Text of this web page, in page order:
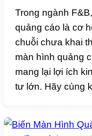
Trong ngành
quảng cáo là cơ
chuỗi chưa khai
màn hình quảng
mang lại lợi ích
tư lớn. Hãy cùng